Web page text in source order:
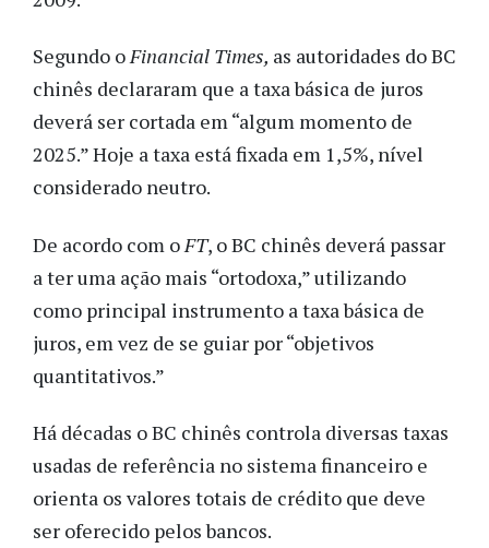
Segundo oFinancial Times, as autoridades do BC
chinês declararam que a taxa básica de juros
deverá ser cortada em “algum momento de
2025.” Hoje a taxa está fixada em 1,5%, nível
considerado neutro.
De acordo com o FT, o BC chinês deverá passar
a ter uma ação mais “ortodoxa,” utilizando
como principal instrumento a taxa básica de
juros, em vez de se guiar por “objetivos
quantitativos.”
Há décadas o BC chinês controla diversas taxas
usadas de referência no sistema financeiro e
orienta os valores totais de crédito que deve
ser oferecido pelos bancos.